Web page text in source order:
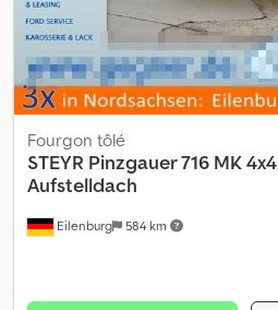
Eilenburg 584 km
Fourgon tôlé
STEYR Pinzgauer 716 MK 4x4
Aufstelldach